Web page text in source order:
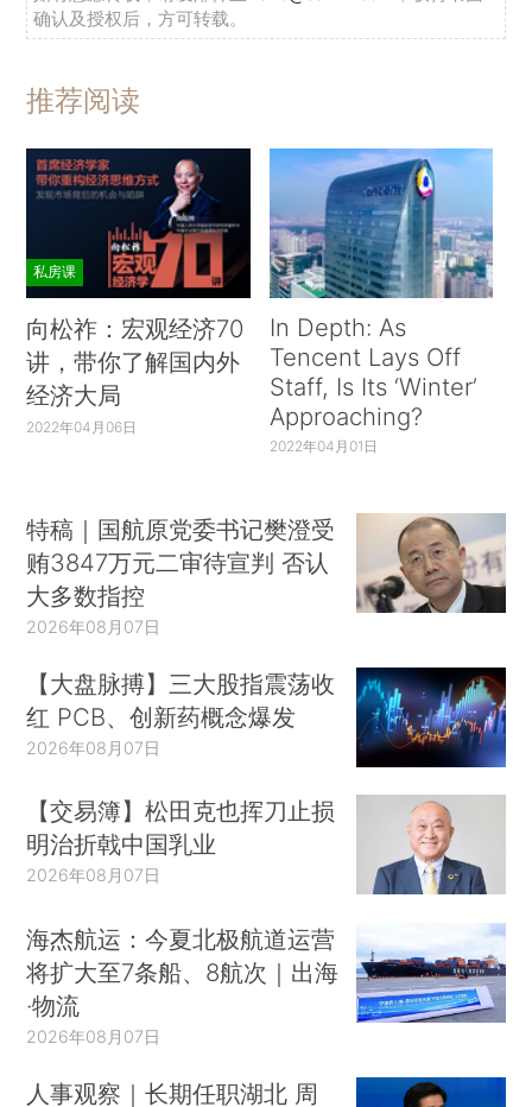
确认及授权后，方可转载。
推荐阅读
私房课
向松祚：宏观经济70
讲，带你了解国内外
经济大局
2022年04月06日
In Depth: As
Tencent Lays Off
Staff, Is Its ‘Winter’
Approaching?
2022年04月01日
特稿｜国航原党委书记樊澄受
贿3847万元二审待宣判 否认
大多数指控
2026年08月07日
【大盘脉搏】三大股指震荡收
红 PCB、创新药概念爆发
2026年08月07日
【交易簿】松田克也挥刀止损
明治折戟中国乳业
2026年08月07日
海杰航运：今夏北极航道运营
将扩大至7条船、8航次｜出海
·物流
2026年08月07日
人事观察｜长期任职湖北 周